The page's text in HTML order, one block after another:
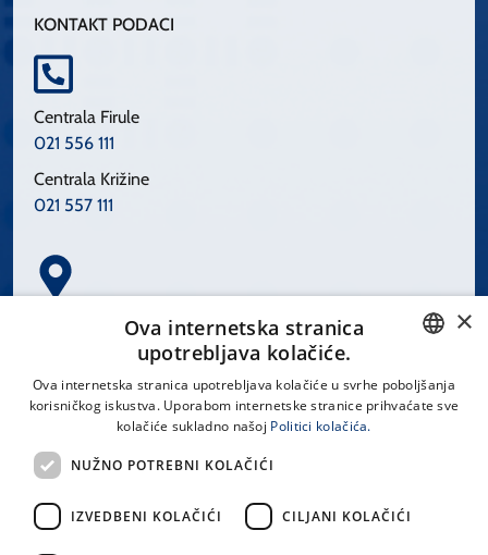
KONTAKT PODACI
Centrala Firule
021 556 111
Centrala Križine
021 557 111
Spinčićeva 1, 21000 Split
LINKOVI
CROATIAN
×
Ova internetska stranica
upotrebljava kolačiće.
Ova internetska stranica upotrebljava kolačiće u svrhe poboljšanja
korisničkog iskustva. Uporabom internetske stranice prihvaćate sve
kolačiće sukladno našoj Politici kolačića.
NUŽNO POTREBNI KOLAČIĆI
IZVEDBENI KOLAČIĆI CILJANI KOLAČIĆI